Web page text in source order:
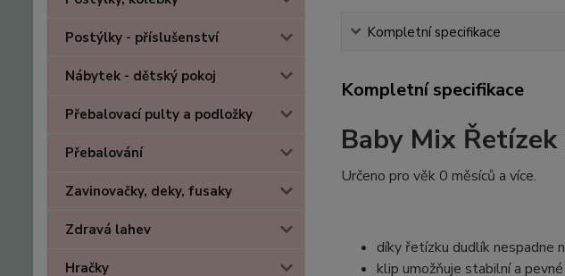
Postýlky - příslušenství
Nábytek - dětský pokoj
Přebalovací pulty a podložky
Přebalování
Zavinovačky, deky, fusaky
Zdravá lahev
Hračky
Kompletní specifikace
Kompletní specifikace
Baby Mix
Určeno pro věk 0 měsíců a více.
díky řetízku dudlík nespadne
klip umožňuje stabilní a